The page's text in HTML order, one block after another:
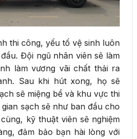
thi công, yếu tố vệ sinh luôn
Đội ngũ nhân viên sẽ làm
làm vương vãi chất thải ra
Sau khi hút xong, họ sẽ
sẽ miệng bể và khu vực thi
sạch sẽ như ban đầu cho
kỹ thuật viên sẽ nghiệm
đảm bảo bạn hài lòng với